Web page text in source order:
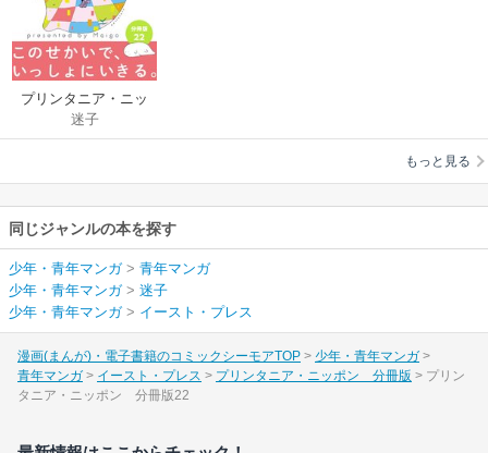
プリンタニア・ニッ
ポン 分冊版
迷子
もっと見る
同じジャンルの本を探す
少年・青年マンガ> 青年マンガ
少年・青年マンガ> 迷子
少年・青年マンガ> イースト・プレス
漫画(まんが)・電子書籍のコミックシーモアTOP
少年・青年マンガ
青年マンガ
イースト・プレス プリンタニア・ニッポン 分冊版
プリン
タニア・ニッポン 分冊版22